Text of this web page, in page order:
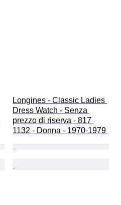
Longines - Classic Ladies
Dress Watch - Senza
prezzo di riserva - 817
1132 - Donna - 1970-1979